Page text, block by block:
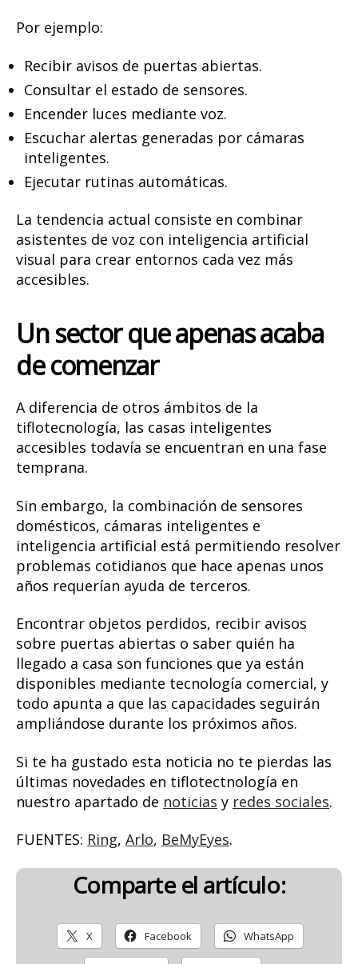
Por ejemplo:
Recibir avisos de puertas abiertas.
Consultar el estado de sensores.
Encender luces mediante voz.
Escuchar alertas generadas por cámaras
inteligentes.
Ejecutar rutinas automáticas.
La tendencia actual consiste en combinar
asistentes de voz con inteligencia artificial
visual para crear entornos cada vez más
accesibles.
Un sector que apenas acaba
de comenzar
A diferencia de otros ámbitos de la
tiflotecnología, las casas inteligentes
accesibles todavía se encuentran en una fase
temprana.
Sin embargo, la combinación de sensores
domésticos, cámaras inteligentes e
inteligencia artificial está permitiendo resolver
problemas cotidianos que hace apenas unos
años requerían ayuda de terceros.
Encontrar objetos perdidos, recibir avisos
sobre puertas abiertas o saber quién ha
llegado a casa son funciones que ya están
disponibles mediante tecnología comercial, y
todo apunta a que las capacidades seguirán
ampliándose durante los próximos años.
Si te ha gustado esta noticia no te pierdas las
últimas novedades en tiflotectnología en
nuestro apartado de noticias y redes sociales.
FUENTES: Ring, Arlo, BeMyEyes.
Comparte el artículo:
X Facebook WhatsApp